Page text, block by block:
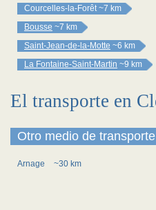
Courcelles-la-Forêt ~7 km
Bousse ~7 km
Saint-Jean-de-la-Motte ~6 km
La Fontaine-Saint-Martin ~9 km
El transporte en
Otro medio de transporte
Arnage ~30 km